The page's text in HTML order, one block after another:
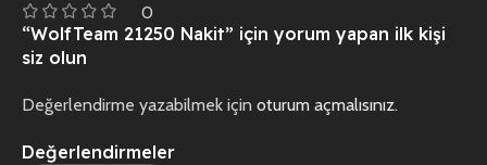
0
Değerlendirmeler
“WolfTeam 21250 Nakit” için yorum yapan ilk kişi
siz olun
Değerlendirme yazabilmek için oturum açmalısınız.